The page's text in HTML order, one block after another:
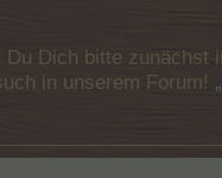
Dich bitte zunächst
in unserem Forum!